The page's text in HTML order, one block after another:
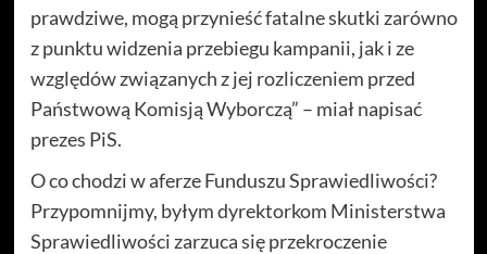
prawdziwe, mogą przynieść fatalne skutki zarówno
z punktu widzenia przebiegu kampanii, jak i ze
względów związanych z jej rozliczeniem przed
Państwową Komisją Wyborczą” – miał napisać
prezes PiS.
O co chodzi w aferze Funduszu Sprawiedliwości?
Przypomnijmy, byłym dyrektorkom Ministerstwa
Sprawiedliwości zarzuca się przekroczenie